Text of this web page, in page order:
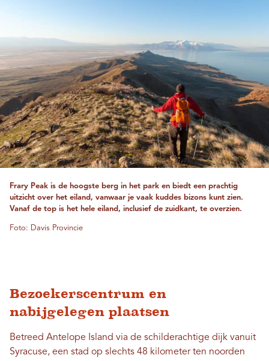
Frary Peak is de hoogste berg in het park en biedt een prachtig
uitzicht over het eiland, vanwaar je vaak kuddes bizons kunt zien.
Vanaf de top is het hele eiland, inclusief de zuidkant, te overzien.
Foto: Davis Provincie
Bezoekerscentrum en
nabijgelegen plaatsen
Betreed Antelope Island via de schilderachtige dijk vanuit
Syracuse, een stad op slechts 48 kilometer ten noorden